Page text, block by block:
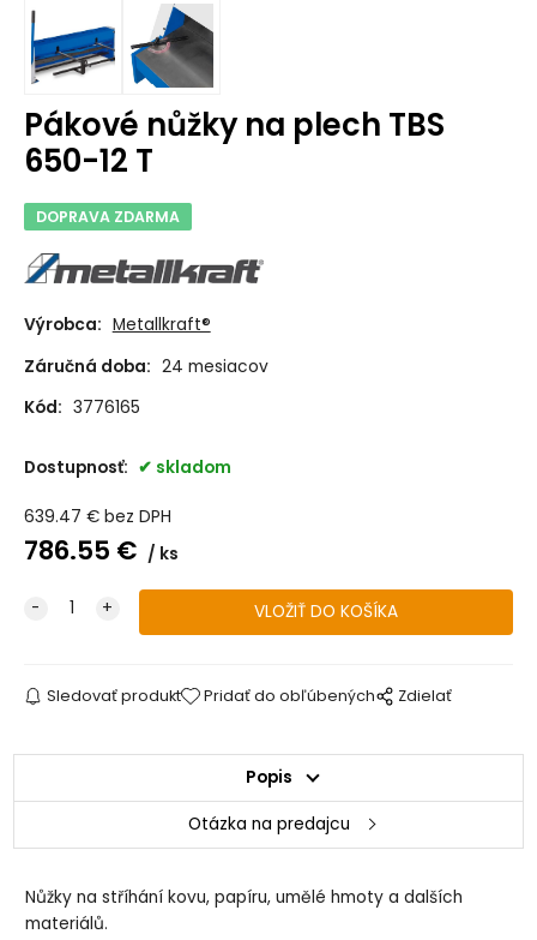
Pákové nůžky na plech TBS
650-12 T
DOPRAVA ZDARMA
Výrobca: Metallkraft®
Záručná doba: 24 mesiacov
Kód: 3776165
Dostupnosť: skladom
639.47 € bez DPH
786.55 € ks
Sledovať produkt Pridať do obľúbených Zdielať
Popis
Otázka na predajcu
Nůžky na stříhání kovu, papíru, umělé hmoty a dalších
materiálů.